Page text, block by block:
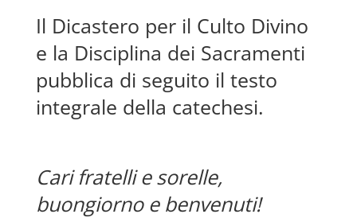
Il Dicastero per il Culto Divino
e la Disciplina dei Sacramenti
pubblica di seguito il testo
integrale della catechesi.
Cari fratelli e sorelle,
buongiorno e benvenuti!